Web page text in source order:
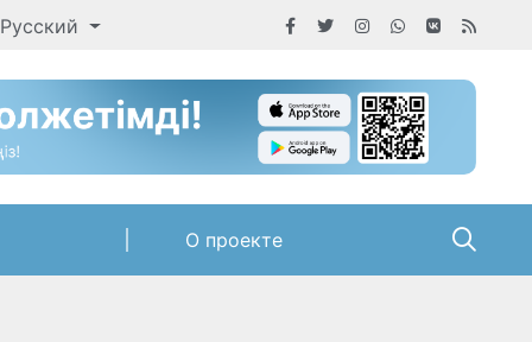
Русский
О проекте